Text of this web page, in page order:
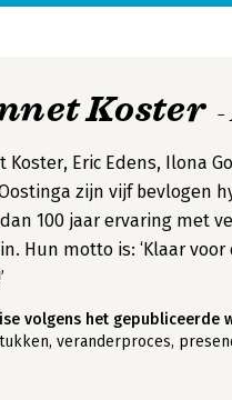
Koster -
Koster, Eric Edens, Ilona
zijn vijf bevlogen
100 jaar ervaring met
Hun motto is: ‘Klaar
volgens het gepubliceerde
veranderproces,